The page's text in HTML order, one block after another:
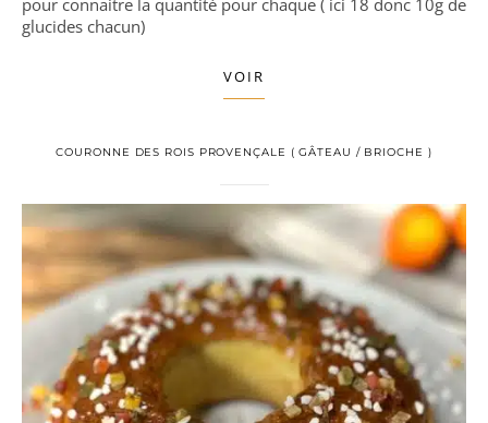
pour connaitre la quantité pour chaque ( ici 18 donc 10g de
glucides chacun)
VOIR
COURONNE DES ROIS PROVENÇALE ( GÂTEAU / BRIOCHE )